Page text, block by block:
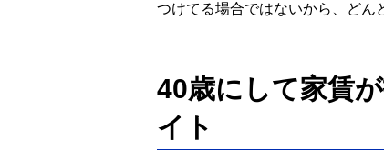
つけてる場合ではないから、どん
40歳にして家賃
イト